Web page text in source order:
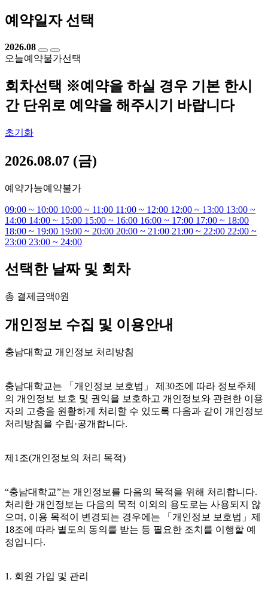
예약일자 선택
2026.08
오늘예약불가선택
회차선택 ※예약을 하실 경우 기본 한시
간 단위로 예약을 해주시기 바랍니다
초기화
2026.08.07 (금)
예약가능예약불가
09:00 ~ 10:00 10:00 ~ 11:00 11:00 ~ 12:00 12:00 ~ 13:00 13:00 ~
14:00 14:00 ~ 15:00 15:00 ~ 16:00 16:00 ~ 17:00 17:00 ~ 18:00
18:00 ~ 19:00 19:00 ~ 20:00 20:00 ~ 21:00 21:00 ~ 22:00 22:00 ~
23:00 23:00 ~ 24:00
선택한 날짜 및 회차
총 결제금액0원
개인정보 수집 및 이용안내
충남대학교 개인정보 처리방침
충남대학교는 「개인정보 보호법」 제30조에 따라 정보주체
의 개인정보 보호 및 권익을 보호하고 개인정보와 관련한 이용
자의 고충을 원활하게 처리할 수 있도록 다음과 같이 개인정보
처리방침을 수립·공개합니다.
제1조(개인정보의 처리 목적)
“충남대학교”는 개인정보를 다음의 목적을 위해 처리합니다.
처리한 개인정보는 다음의 목적 이외의 용도로는 사용되지 않
으며, 이용 목적이 변경되는 경우에는 「개인정보 보호법」제
18조에 따라 별도의 동의를 받는 등 필요한 조치를 이행할 예
정입니다.
1. 회원 가입 및 관리